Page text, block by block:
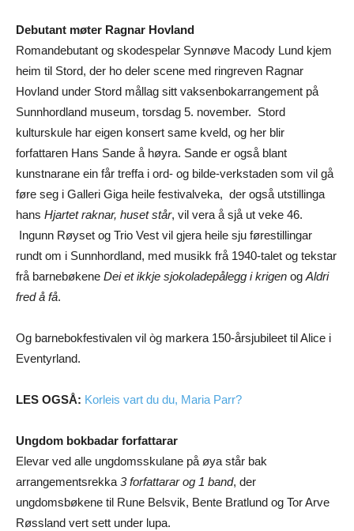
Debutant møter Ragnar Hovland
Romandebutant og skodespelar Synnøve Macody Lund kjem
heim til Stord, der ho deler scene med ringreven Ragnar
Hovland under Stord mållag sitt vaksenbokarrangement på
Sunnhordland museum, torsdag 5. november. Stord
kulturskule har eigen konsert same kveld, og her blir
forfattaren Hans Sande å høyra. Sande er også blant
kunstnarane ein får treffa i ord- og bilde-verkstaden som vil gå
føre seg i Galleri Giga heile festivalveka, der også utstillinga
hans Hjartet raknar, huset står, vil vera å sjå ut veke 46.
Ingunn Røyset og Trio Vest vil gjera heile sju førestillingar
rundt om i Sunnhordland, med musikk frå 1940-talet og tekstar
frå barnebøkene Dei et ikkje sjokoladepålegg i krigen og Aldri
fred å få.
Og barnebokfestivalen vil òg markera 150-årsjubileet til Alice i
Eventyrland.
LES OGSÅ: Korleis vart du du, Maria Parr?
Ungdom bokbadar forfattarar
Elevar ved alle ungdomsskulane på øya står bak
arrangementsrekka 3 forfattarar og 1 band, der
ungdomsbøkene til Rune Belsvik, Bente Bratlund og Tor Arve
Røssland vert sett under lupa.